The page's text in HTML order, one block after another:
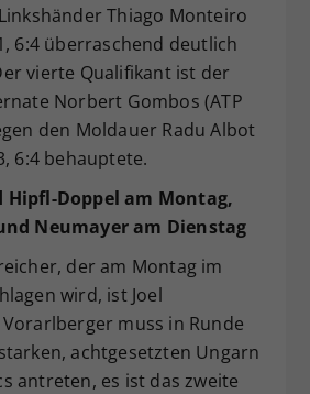
Thiago Monteiro
6:4 überraschend deutlich
vierte Qualifikant ist der
Norbert Gombos (ATP
den Moldauer Radu Albot
6:4 behauptete.
Hipfl-Doppel am Montag,
Neumayer am Dienstag
der am Montag im
wird, ist Joel
muss in Runde
achtgesetzten Ungarn
antreten, es ist das zweite